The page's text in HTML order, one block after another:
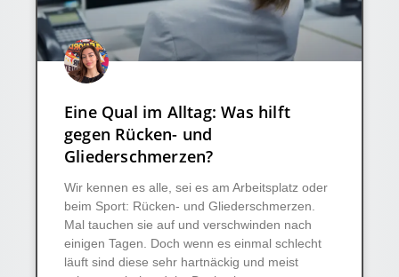
Eine Qual im Alltag: Was hilft
gegen Rücken- und
Gliederschmerzen?
Wir kennen es alle, sei es am Arbeitsplatz oder
beim Sport: Rücken- und Gliederschmerzen.
Mal tauchen sie auf und verschwinden nach
einigen Tagen. Doch wenn es einmal schlecht
läuft sind diese sehr hartnäckig und meist